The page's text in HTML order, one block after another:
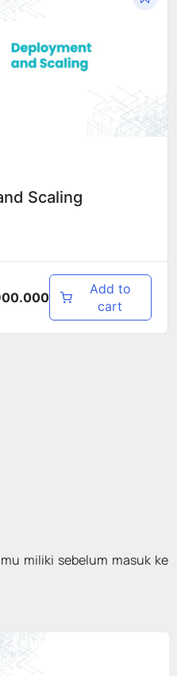
Scaling
Add to
cart
miliki sebelum masuk ke